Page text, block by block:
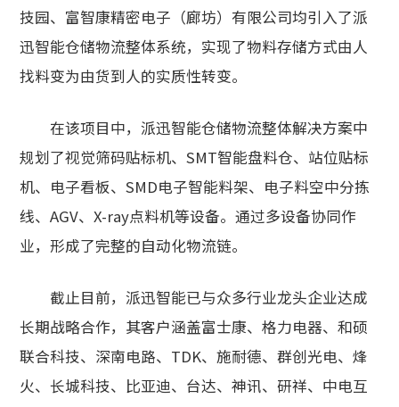
技园、富智康精密电子（廊坊）有限公司均引入了派
迅智能仓储物流整体系统，实现了物料存储方式由人
找料变为由货到人的实质性转变。
在该项目中，派迅智能仓储物流整体解决方案中
规划了视觉筛码贴标机、SMT智能盘料仓、站位贴标
机、电子看板、SMD电子智能料架、电子料空中分拣
线、AGV、X-ray点料机等设备。通过多设备协同作
业，形成了完整的自动化物流链。
截止目前，派迅智能已与众多行业龙头企业达成
长期战略合作，其客户涵盖富士康、格力电器、和硕
联合科技、深南电路、TDK、施耐德、群创光电、烽
火、长城科技、比亚迪、台达、神讯、研祥、中电互